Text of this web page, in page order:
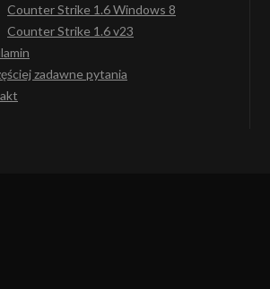
Counter Strike 1.6 Windows 8
Counter Strike 1.6 v23
zadawne pytania